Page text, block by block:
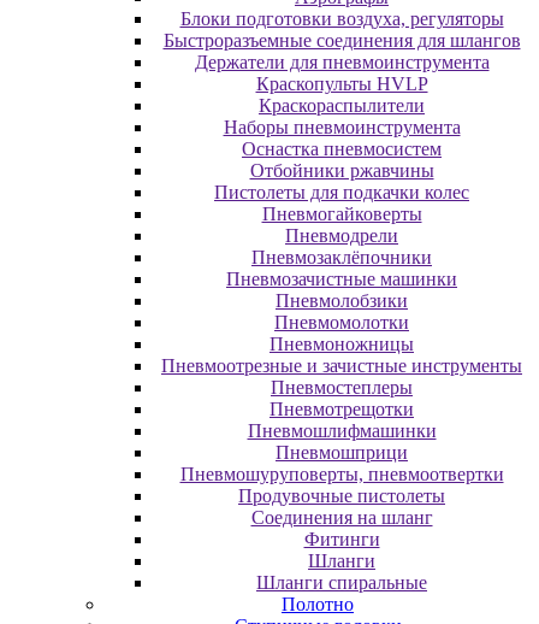
Блоки подготовки воздуха, регуляторы
Быстроразъемные соединения для шлангов
Держатели для пневмоинструмента
Краскопульты HVLP
Краскораспылители
Наборы пневмоинструмента
Оснастка пневмосистем
Отбойники ржавчины
Пистолеты для подкачки колес
Пневмогайковерты
Пневмодрели
Пневмозаклёпочники
Пневмозачистные машинки
Пневмолобзики
Пневмомолотки
Пневмоножницы
Пневмоотрезные и зачистные инструменты
Пневмостеплеры
Пневмотрещотки
Пневмошлифмашинки
Пневмошприци
Пневмошуруповерты, пневмоотвертки
Продувочные пистолеты
Соединения на шланг
Фитинги
Шланги
Шланги спиральные
Полотно